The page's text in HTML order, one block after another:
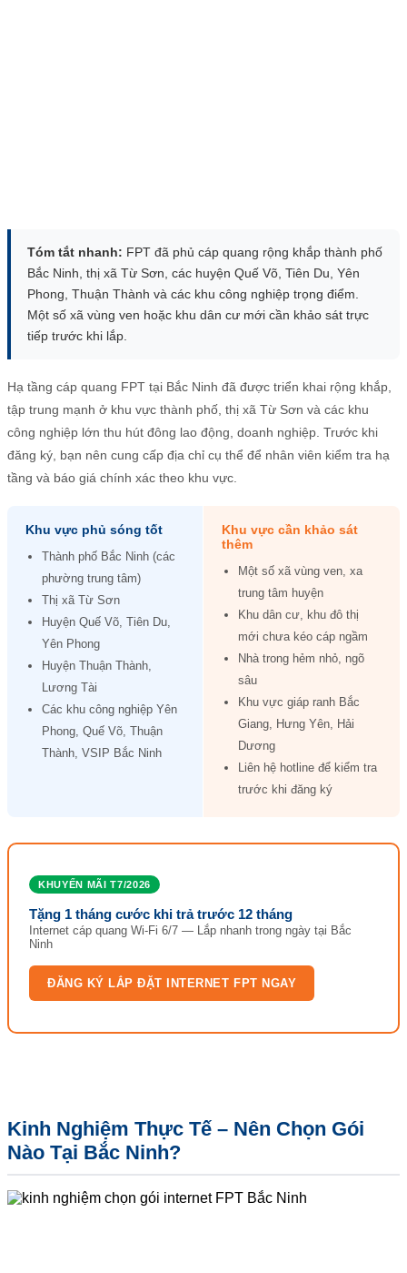
Tóm tắt nhanh: FPT đã phủ cáp quang rộng khắp thành phố
Bắc Ninh, thị xã Từ Sơn, các huyện Quế Võ, Tiên Du, Yên
Phong, Thuận Thành và các khu công nghiệp trọng điểm.
Một số xã vùng ven hoặc khu dân cư mới cần khảo sát trực
tiếp trước khi lắp.
Hạ tầng cáp quang FPT tại Bắc Ninh đã được triển khai rộng khắp,
tập trung mạnh ở khu vực thành phố, thị xã Từ Sơn và các khu
công nghiệp lớn thu hút đông lao động, doanh nghiệp. Trước khi
đăng ký, bạn nên cung cấp địa chỉ cụ thể để nhân viên kiểm tra hạ
tầng và báo giá chính xác theo khu vực.
Khu vực phủ sóng tốt
Thành phố Bắc Ninh (các
phường trung tâm)
Thị xã Từ Sơn
Huyện Quế Võ, Tiên Du,
Yên Phong
Huyện Thuận Thành,
Lương Tài
Các khu công nghiệp Yên
Phong, Quế Võ, Thuận
Thành, VSIP Bắc Ninh
Khu vực cần khảo sát
thêm
Một số xã vùng ven, xa
trung tâm huyện
Khu dân cư, khu đô thị
mới chưa kéo cáp ngầm
Nhà trong hẻm nhỏ, ngõ
sâu
Khu vực giáp ranh Bắc
Giang, Hưng Yên, Hải
Dương
Liên hệ hotline để kiểm tra
trước khi đăng ký
KHUYẾN MÃI T7/2026
Tặng 1 tháng cước khi trả trước 12 tháng
Internet cáp quang Wi-Fi 6/7 — Lắp nhanh trong ngày tại Bắc
Ninh
ĐĂNG KÝ LẮP ĐẶT INTERNET FPT NGAY
Kinh Nghiệm Thực Tế – Nên Chọn Gói
Nào Tại Bắc Ninh?